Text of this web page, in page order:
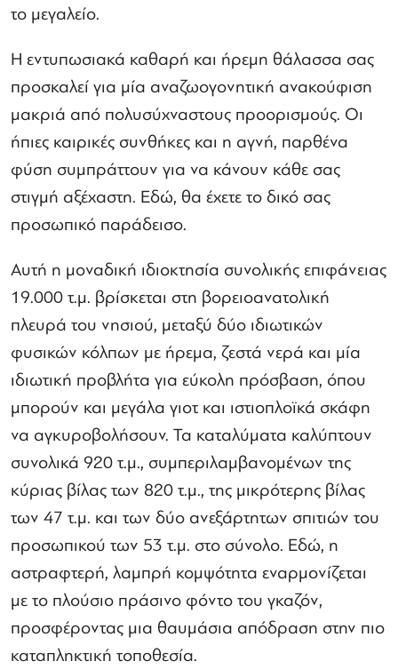
το μεγαλείο.
Η εντυπωσιακά καθαρή και ήρεμη θάλασσα σας
προσκαλεί για μία αναζωογονητική ανακούφιση
μακριά από πολυσύχναστους προορισμούς. Οι
ήπιες καιρικές συνθήκες και η αγνή, παρθένα
φύση συμπράττουν για να κάνουν κάθε σας
στιγμή αξέχαστη. Εδώ, θα έχετε το δικό σας
προσωπικό παράδεισο.
Αυτή η μοναδική ιδιοκτησία συνολικής επιφάνειας
19.000 τ.μ. βρίσκεται στη βορειοανατολική
πλευρά του νησιού, μεταξύ δύο ιδιωτικών
φυσικών κόλπων με ήρεμα, ζεστά νερά και μία
ιδιωτική προβλήτα για εύκολη πρόσβαση, όπου
μπορούν και μεγάλα γιοτ και ιστιοπλοϊκά σκάφη
να αγκυροβολήσουν. Τα καταλύματα καλύπτουν
συνολικά 920 τ.μ., συμπεριλαμβανομένων της
κύριας βίλας των 820 τ.μ., της μικρότερης βίλας
των 47 τ.μ. και των δύο ανεξάρτητων σπιτιών του
προσωπικού των 53 τ.μ. στο σύνολο. Εδώ, η
αστραφτερή, λαμπρή κομψότητα εναρμονίζεται
με το πλούσιο πράσινο φόντο του γκαζόν,
προσφέροντας μια θαυμάσια απόδραση στην πιο
καταπληκτική τοποθεσία.